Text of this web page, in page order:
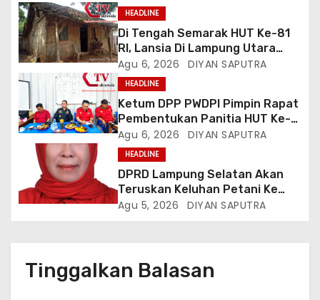
HEADLINE
Di Tengah Semarak HUT Ke-81
RI, Lansia Di Lampung Utara
Hidup Memprihatinkan
Agu 6, 2026 DIYAN SAPUTRA
HEADLINE
Ketum DPP PWDPI Pimpin Rapat
Pembentukan Panitia HUT Ke-4,
Berikut Susunan Dan Rangkaian
Kegiatannya
Agu 6, 2026 DIYAN SAPUTRA
HEADLINE
DPRD Lampung Selatan Akan
Teruskan Keluhan Petani Ke
Dinas Terkait, Minta Audit
Agu 5, 2026 DIYAN SAPUTRA
Tinggalkan Balasan